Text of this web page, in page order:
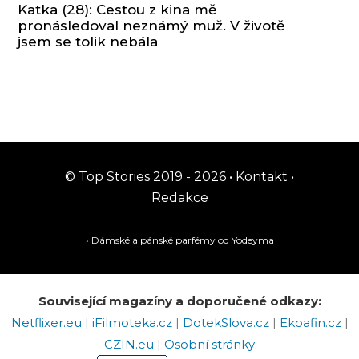
Katka (28): Cestou z kina mě
pronásledoval neznámý muž. V životě
jsem se tolik nebála
© Top Stories 2019 - 2026 • Kontakt •
Redakce
• Dámské a pánské parfémyod Yodeyma
Související magazíny a doporučené odkazy:
Netflixer.eu | iFilmoteka.cz | DotekSlova.cz | Ekoafin.cz |
CZIN.eu | Osobní stránky